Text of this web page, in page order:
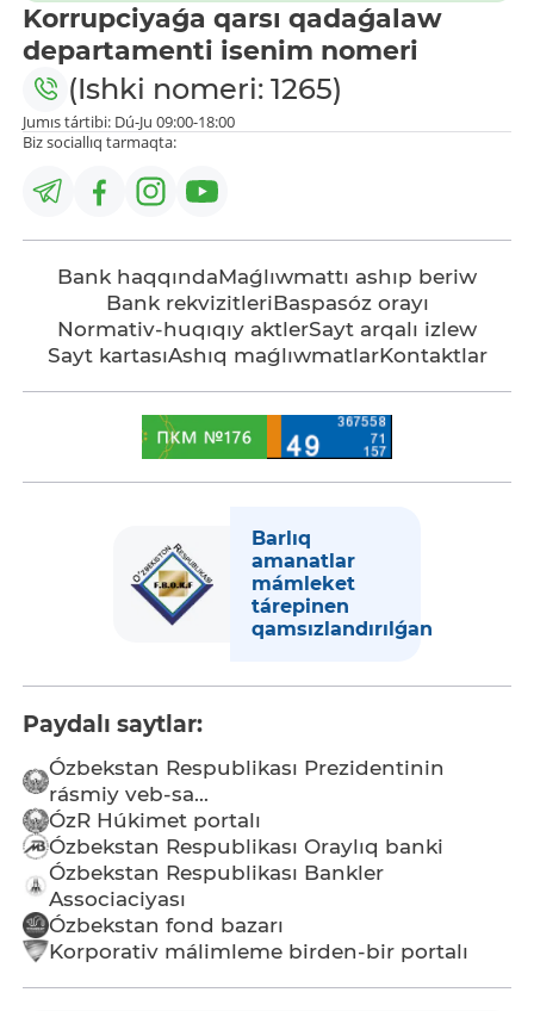
Korrupciyaǵa qarsı qadaǵalaw
departamenti isenim nomeri
(Ishki nomeri: 1265)
Jumıs tártibi: Dú-Ju 09:00-18:00
Biz sociallıq tarmaqta:
Bank haqqındaMaǵlıwmattı ashıp beriw
Bank rekvizitleriBaspasóz orayı
Normativ-huqıqıy aktlerSayt arqalı izlew
Sayt kartasıAshıq maǵlıwmatlarKontaktlar
Barlıq
amanatlar
mámleket
tárepinen
qamsızlandırılǵan
Paydalı saytlar:
Ózbekstan Respublikası Prezidentinin
rásmiy veb-sa...
ÓzR Húkimet portalı
Ózbekstan Respublikası Oraylıq banki
Ózbekstan Respublikası Bankler
Associaciyası
Ózbekstan fond bazarı
Korporativ málimleme birden-bir portalı